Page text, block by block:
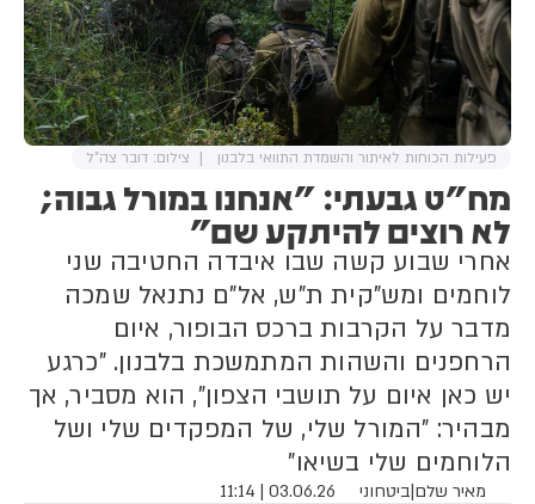
מח"ט גבעתי: "אנחנו במורל גבוה;
לא רוצים להיתקע שם"
אחרי שבוע קשה שבו איבדה החטיבה שני
לוחמים ומש"קית ת"ש, אל"ם נתנאל שמכה
מדבר על הקרבות ברכס הבופור, איום
הרחפנים והשהות המתמשכת בלבנון. "כרגע
יש כאן איום על תושבי הצפון", הוא מסביר, אך
מבהיר: "המורל שלי, של המפקדים שלי ושל
הלוחמים שלי בשיאו"
מאיר שלם|ביטחוני 03.06.26 | 11:14
פעילות הכוחות לאיתור והשמדת התוואי בלבנון צילום: דובר צה"ל